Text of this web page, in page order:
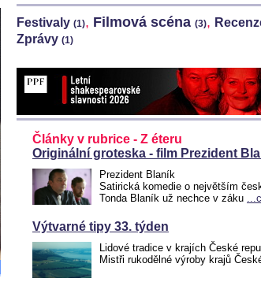
Festivaly (1), Filmová scéna (3),
Zprávy (1)
Články v rubrice - Z éteru
Originální groteska - film Prezident
Prezident Blaník
Satirická komedie o největším
Tonda Blaník už nechce v záku
Výtvarné tipy 33. týden
Lidové tradice v krajích České
Mistři rukodělné výroby krajů